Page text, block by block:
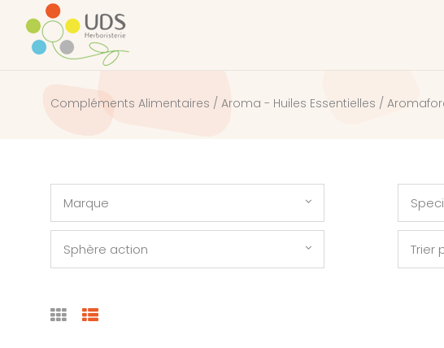
Compléments Alimentaires / Aroma - Huiles Essentielles /
Marque
Sphère action Trier